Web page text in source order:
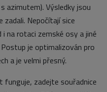
azimutem). Výsledky jsou
zadali. Nepočítají sice
na rotaci zemské osy a jiné
je optimalizován pro
a je velmi přesný.
funguje, zadejte souřadnice